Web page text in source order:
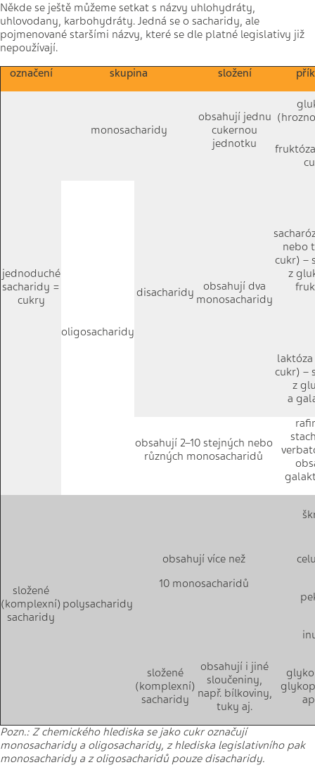
Někde se ještě můžeme setkat s názvy uhlohydráty,
uhlovodany, karbohydráty. Jedná se o sacharidy, ale
pojmenované staršími názvy, které se dle platné legislativy již
nepoužívají.
označení
skupina složení
jednoduché
sacharidy =
cukry
monosacharidy
obsahují jednu
cukernou
jednotku
oligosacharidy
disacharidy
obsahují dva
monosacharidy
nebo
cukr) –
z
cukr) –
z
a
obsahují 2–10 stejných nebo
různých monosacharidů
složené
(komplexní)
sacharidy
polysacharidy
obsahují více než
10 monosacharidů
složené
(komplexní)
sacharidy
obsahují i jiné
sloučeniny,
např. bílkoviny,
tuky aj.
Pozn.: Z chemického hlediska se jako cukr označují
monosacharidy a oligosacharidy, z hlediska legislativního pak
monosacharidy a z oligosacharidů pouze disacharidy.